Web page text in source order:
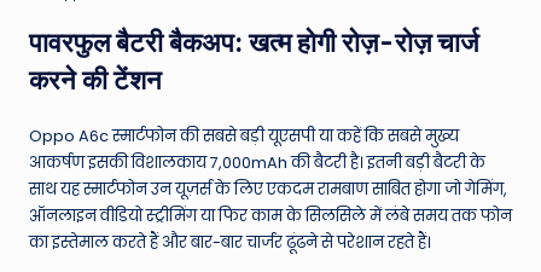
पावरफुल बैटरी बैकअप: खत्म होगी रोज़-रोज़ चार्ज
करने की टेंशन
Oppo A6c स्मार्टफोन की सबसे बड़ी यूएसपी या कहें कि सबसे मुख्य
आकर्षण इसकी विशालकाय 7,000mAh की बैटरी है।इतनी बड़ी बैटरी के
साथ यह स्मार्टफोन उन यूज़र्स के लिए एकदम रामबाण साबित होगा जो गेमिंग,
ऑनलाइन वीडियो स्ट्रीमिंग या फिर काम के सिलसिले में लंबे समय तक फोन
का इस्तेमाल करते हैं और बार-बार चार्जर ढूंढने से परेशान रहते हैं।